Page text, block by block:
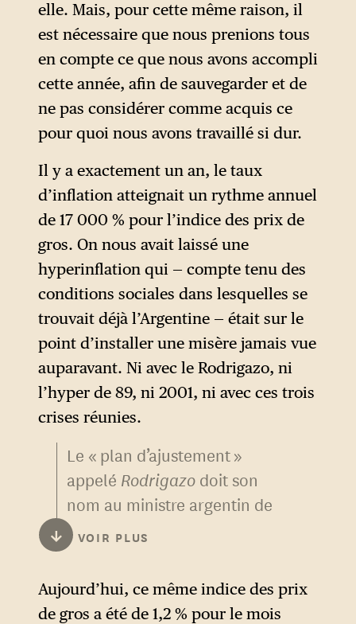
et inégalités de genre.
terminée.
Ce passage du discours
annonce la suite : une
accumulation de données
macroéconomiques, réelles
pour certaines, partiales ou
farfelues pour d’autres. C’est
le cas, par exemple, du taux
d’inflation de 17 000 % :
celui-ci était en réalité, il y a
un an, d’environ 250 % — un
chiffre déjà extrêmement
élevé par ailleurs. Le chiffre
de 17 000 % était en réalité
utilisé par Milei, il y a un an,
comme prédiction
apocalyptique de ce qui
arriverait au pays si son
programme radical n’était pas
appliqué. Ce chiffre est
maintenant utilisé pour
décrire une situation qui n’a,
elle. Mais, pour cette même raison, il
est nécessaire que nous prenions tous
en compte ce que nous avons accompli
cette année, afin de sauvegarder et de
ne pas considérer comme acquis ce
pour quoi nous avons travaillé si dur.
Il y a exactement un an, le taux
d’inflation atteignait un rythme annuel
de 17 000 % pour l’indice des prix de
gros. On nous avait laissé une
hyperinflation qui — compte tenu des
conditions sociales dans lesquelles se
trouvait déjà l’Argentine — était sur le
point d’installer une misère jamais vue
auparavant. Ni avec le Rodrigazo, ni
l’hyper de 89, ni 2001, ni avec ces trois
crises réunies.
Le « plan d’ajustement »
appelé Rodrigazo doit son
nom au ministre argentin de
l’économie, Celestino Rodrigo
(1915-1987), qui l’avait
annoncé le 4 juin 1975 —
pendant la présidence de
↓ VOIR PLUS
Aujourd’hui, ce même indice des prix
de gros a été de 1,2 % pour le mois